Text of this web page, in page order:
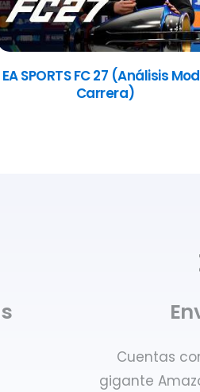
EA SPORTS FC 27 (Análisis
Carrera)
Cuentas
gigante